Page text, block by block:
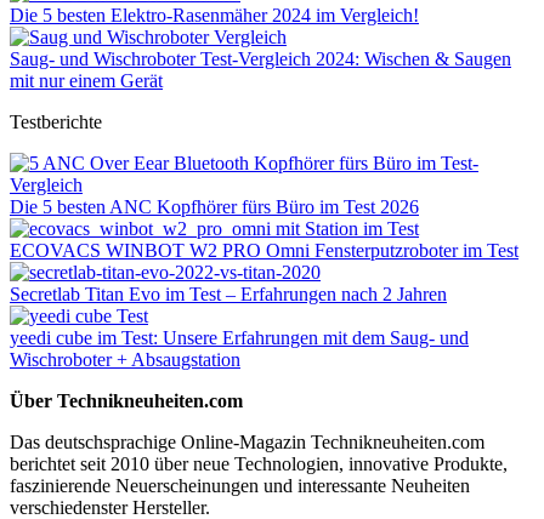
Die 5 besten Elektro-Rasenmäher 2024 im Vergleich!
Saug- und Wischroboter Test-Vergleich 2024: Wischen & Saugen
mit nur einem Gerät
Testberichte
Die 5 besten ANC Kopfhörer fürs Büro im Test 2026
ECOVACS WINBOT W2 PRO Omni Fensterputzroboter im Test
Secretlab Titan Evo im Test – Erfahrungen nach 2 Jahren
yeedi cube im Test: Unsere Erfahrungen mit dem Saug- und
Wischroboter + Absaugstation
Über Technikneuheiten.com
Das deutschsprachige Online-Magazin Technikneuheiten.com
berichtet seit 2010 über neue Technologien, innovative Produkte,
faszinierende Neuerscheinungen und interessante Neuheiten
verschiedenster Hersteller.